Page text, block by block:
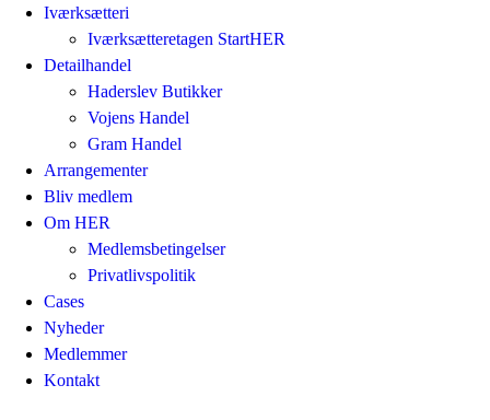
Iværksætteri
Iværksætteretagen StartHER
Detailhandel
Haderslev Butikker
Vojens Handel
Gram Handel
Arrangementer
Bliv medlem
Om HER
Medlemsbetingelser
Privatlivspolitik
Cases
Nyheder
Medlemmer
Kontakt